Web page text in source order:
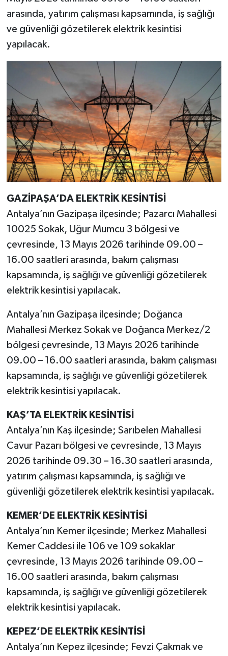
arasında, yatırım çalışması kapsamında, iş sağlığı
ve güvenliği gözetilerek elektrik kesintisi
yapılacak.
GAZİPAŞA’DA ELEKTRİK KESİNTİSİ
Antalya’nın Gazipaşa ilçesinde; Pazarcı Mahallesi
10025 Sokak, Uğur Mumcu 3 bölgesi ve
çevresinde, 13 Mayıs 2026 tarihinde 09.00 –
16.00 saatleri arasında, bakım çalışması
kapsamında, iş sağlığı ve güvenliği gözetilerek
elektrik kesintisi yapılacak.
Antalya’nın Gazipaşa ilçesinde; Doğanca
Mahallesi Merkez Sokak ve Doğanca Merkez/2
bölgesi çevresinde, 13 Mayıs 2026 tarihinde
09.00 – 16.00 saatleri arasında, bakım çalışması
kapsamında, iş sağlığı ve güvenliği gözetilerek
elektrik kesintisi yapılacak.
KAŞ’TA ELEKTRİK KESİNTİSİ
Antalya’nın Kaş ilçesinde; Sarıbelen Mahallesi
Cavur Pazarı bölgesi ve çevresinde, 13 Mayıs
2026 tarihinde 09.30 – 16.30 saatleri arasında,
yatırım çalışması kapsamında, iş sağlığı ve
güvenliği gözetilerek elektrik kesintisi yapılacak.
KEMER’DE ELEKTRİK KESİNTİSİ
Antalya’nın Kemer ilçesinde; Merkez Mahallesi
Kemer Caddesi ile 106 ve 109 sokaklar
çevresinde, 13 Mayıs 2026 tarihinde 09.00 –
16.00 saatleri arasında, bakım çalışması
kapsamında, iş sağlığı ve güvenliği gözetilerek
elektrik kesintisi yapılacak.
KEPEZ’DE ELEKTRİK KESİNTİSİ
Antalya’nın Kepez ilçesinde; Fevzi Çakmak ve